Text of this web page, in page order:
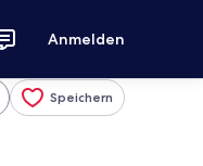
Anmelden
Speichern